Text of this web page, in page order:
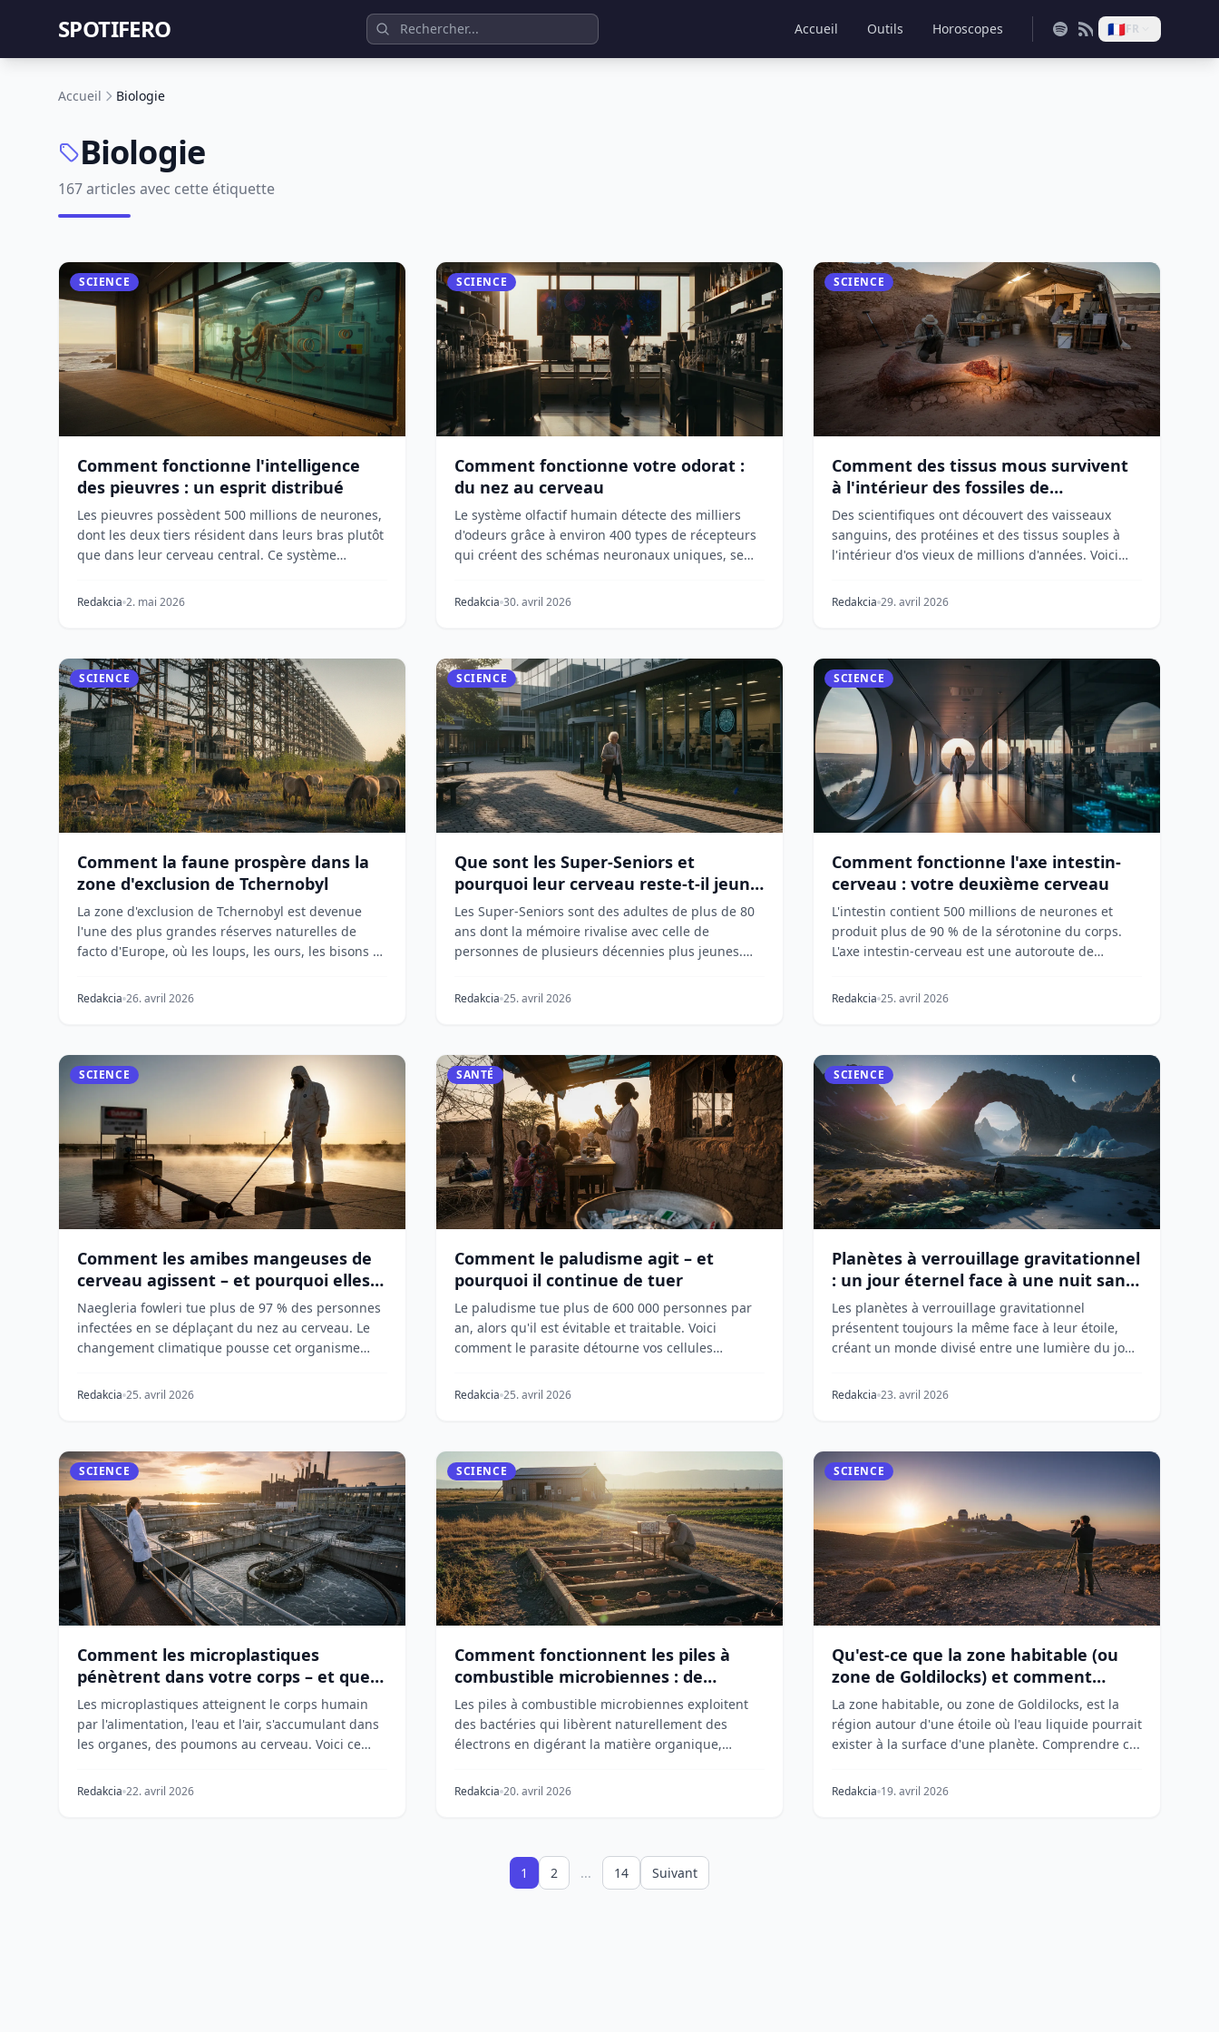
SPOTIFERO Accueil Outils Horoscopes 🇫🇷FR
Accueil Biologie
Biologie
167 articles avec cette étiquette
SCIENCE
Comment fonctionne l'intelligence
des pieuvres : un esprit distribué
Les pieuvres possèdent 500 millions de neurones,
dont les deux tiers résident dans leurs bras plutôt
que dans leur cerveau central. Ce système
Redakcia 2. mai 2026
SCIENCE
Comment fonctionne votre odorat :
du nez au cerveau
Le système olfactif humain détecte des milliers
d'odeurs grâce à environ 400 types de récepteurs
qui créent des schémas neuronaux uniques, se
Redakcia 30. avril 2026
SCIENCE
Comment des tissus mous survivent
à l'intérieur des fossiles de
dinosaures
Des scientifiques ont découvert des vaisseaux
sanguins, des protéines et des tissus souples à
l'intérieur d'os vieux de millions d'années. Voici
Redakcia 29. avril 2026
SCIENCE
Comment la faune prospère dans la
zone d'exclusion de Tchernobyl
La zone d'exclusion de Tchernobyl est devenue
l'une des plus grandes réserves naturelles de
facto d'Europe, où les loups, les ours, les bisons et
Redakcia 26. avril 2026
SCIENCE
Que sont les Super-Seniors et
pourquoi leur cerveau reste-t-il jeune
?
Les Super-Seniors sont des adultes de plus de 80
ans dont la mémoire rivalise avec celle de
personnes de plusieurs décennies plus jeunes.
Redakcia 25. avril 2026
SCIENCE
Comment fonctionne l'axe intestin-
cerveau : votre deuxième cerveau
L'intestin contient 500 millions de neurones et
produit plus de 90 % de la sérotonine du corps.
L'axe intestin-cerveau est une autoroute de
Redakcia 25. avril 2026
SCIENCE
Comment les amibes mangeuses de
cerveau agissent – et pourquoi elles
se propagent
Naegleria fowleri tue plus de 97 % des personnes
infectées en se déplaçant du nez au cerveau. Le
changement climatique pousse cet organisme
Redakcia 25. avril 2026
SANTÉ
Comment le paludisme agit – et
pourquoi il continue de tuer
Le paludisme tue plus de 600 000 personnes par
an, alors qu'il est évitable et traitable. Voici
comment le parasite détourne vos cellules
Redakcia 25. avril 2026
SCIENCE
Planètes à verrouillage gravitationnel
: un jour éternel face à une nuit sans
fin
Les planètes à verrouillage gravitationnel
présentent toujours la même face à leur étoile,
créant un monde divisé entre une lumière du jour
Redakcia 23. avril 2026
SCIENCE
Comment les microplastiques
pénètrent dans votre corps – et quels
sont leurs effets
Les microplastiques atteignent le corps humain
par l'alimentation, l'eau et l'air, s'accumulant dans
les organes, des poumons au cerveau. Voici ce
Redakcia 22. avril 2026
SCIENCE
Comment fonctionnent les piles à
combustible microbiennes : de
l'électricité à partir de la terre
Les piles à combustible microbiennes exploitent
des bactéries qui libèrent naturellement des
électrons en digérant la matière organique,
Redakcia 20. avril 2026
SCIENCE
Qu'est-ce que la zone habitable (ou
zone de Goldilocks) et comment
guide-t-elle la recherche de vie ?
La zone habitable, ou zone de Goldilocks, est la
région autour d'une étoile où l'eau liquide pourrait
exister à la surface d'une planète. Comprendre c...
Redakcia 19. avril 2026
1 2 ... 14 Suivant